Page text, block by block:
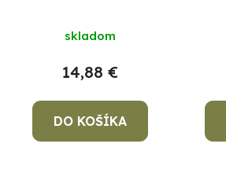
skladom
14,88 €
DO KOŠÍKA